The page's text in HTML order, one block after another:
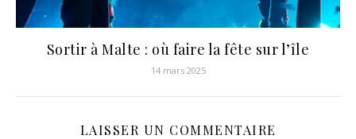
Sortir à Malte : où faire la fête sur l’île
14 mars 2025
LAISSER UN COMMENTAIRE